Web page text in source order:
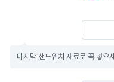
마지막 샌드위치 재료로 꼭 넣으